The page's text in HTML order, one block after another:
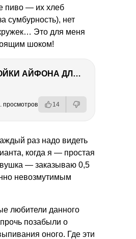
пиво — их хлеб
сумбурность), нет
Это для меня
шоком!
НАСТРОЙКИ АЙФОНА ДЛЯ ФОТО И ВИДЕО
просмотров 14
раз надо видеть
когда я — простая
— заказываю 0,5
невозмутимым
любители данного
позабыли о
оного. Где эти